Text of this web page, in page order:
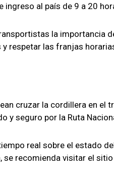
ingreso al país de 9 a 20
la importancia
respetar las franjas
cruzar la cordillera en el
y seguro por la Ruta
real sobre el estado
recomienda visitar el